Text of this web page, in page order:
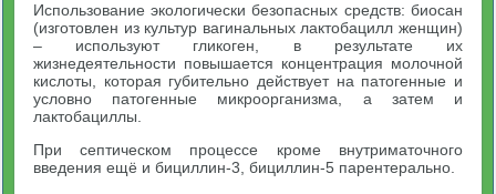
Использование экологически безопасных средств: биосан
(изготовлен из культур вагинальных лактобацилл женщин)
– используют гликоген, в результате их
жизнедеятельности повышается концентрация молочной
кислоты, которая губительно действует на патогенные и
условно патогенные микроорганизма, а затем и
лактобациллы.
При септическом процессе кроме внутриматочного
введения ещё и бициллин-3, бициллин-5 парентерально.